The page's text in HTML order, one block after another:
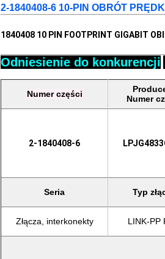
2-1840408-6 10-PIN OBRÓT
1840408 10 PIN FOOTPRINT GIGABIT
Odniesienie do konkurencji
Numer części
Numer
2-1840408-6
Seria Typ
Złącza, interkonekty LINK-PP